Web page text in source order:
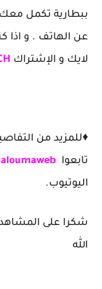
ببطارية تكمل معك
عن الهاتف . و اذا
لايك و الإشتراك
♦️للمزيد من
تابعوا
اليوتيوب.
شكرا على
الله